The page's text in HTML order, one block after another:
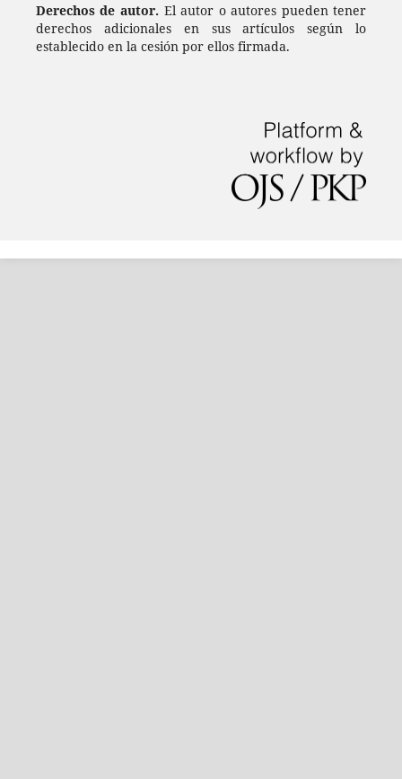
Derechos de autor. El autor o autores pueden tener
derechos adicionales en sus artículos según lo
establecido en la cesión por ellos firmada.